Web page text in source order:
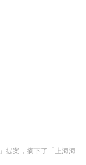
提案，摘下了「上海海